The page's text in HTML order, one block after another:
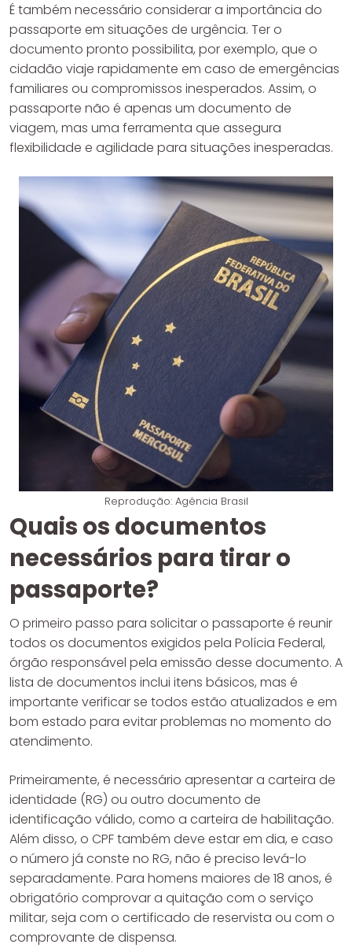
É também necessário considerar a importância do
passaporte em situações de urgência. Ter o
documento pronto possibilita, por exemplo, que o
cidadão viaje rapidamente em caso de emergências
familiares ou compromissos inesperados. Assim, o
passaporte não é apenas um documento de
viagem, mas uma ferramenta que assegura
flexibilidade e agilidade para situações inesperadas.
Reprodução: Agência Brasil
Quais os documentos
necessários para tirar o
passaporte?
O primeiro passo para solicitar o passaporte é reunir
todos os documentos exigidos pela Polícia Federal,
órgão responsável pela emissão desse documento. A
lista de documentos inclui itens básicos, mas é
importante verificar se todos estão atualizados e em
bom estado para evitar problemas no momento do
atendimento.
Primeiramente, é necessário apresentar a carteira de
identidade (RG) ou outro documento de
identificação válido, como a carteira de habilitação.
Além disso, o CPF também deve estar em dia, e caso
o número já conste no RG, não é preciso levá-lo
separadamente. Para homens maiores de 18 anos, é
obrigatório comprovar a quitação com o serviço
militar, seja com o certificado de reservista ou com o
comprovante de dispensa.